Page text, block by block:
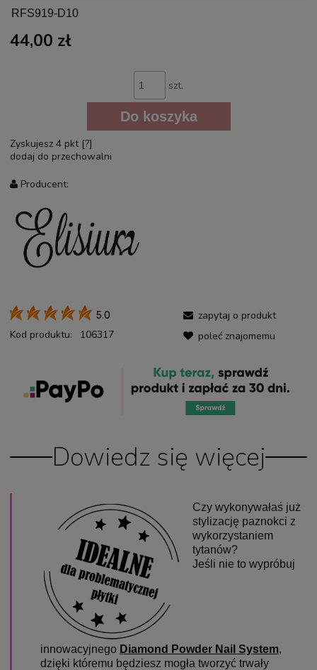
RFS919-D10
44,00 zł
szt.
Do koszyka
Zyskujesz 4 pkt [?]
dodaj do przechowalni
Producent:
5.0
Kod produktu: 106317
zapytaj o produkt
poleć znajomemu
Dowiedz się więcej
Czy wykonywałaś już
stylizację paznokci z
wykorzystaniem
tytanów?
Jeśli nie to wypróbuj
innowacyjnego Diamond Powder Nail System,
dzięki któremu będziesz mogła tworzyć trwały